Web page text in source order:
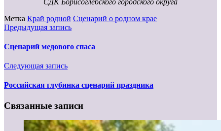
Метка Край родной Сценарий о родном крае
Предыдущая запись
Сценарий медового спаса
Следующая запись
Российская глубинка сценарий праздника
Связанные записи